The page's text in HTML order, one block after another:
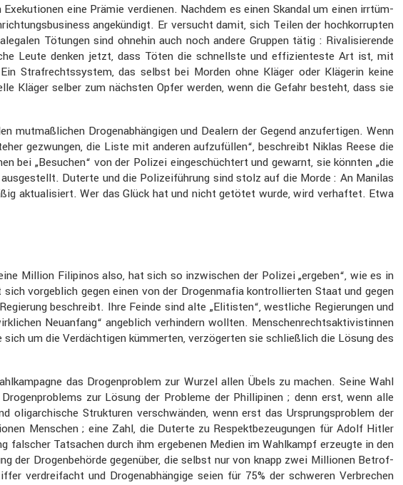
eine Prämie verdienen. Nachdem es einen Skandal um einen irrtüm­
angekün­digt. Er versucht damit, sich Teilen der hochkor­rupten
Tötungen sind ohnehin auch noch andere Gruppen tätig : Rivali­sie­rende
Leute denken jetzt, dass Töten die schnellste und effizi­en­teste Art ist, mit
Straf­rechts­system, das selbst bei Morden ohne Kläger oder Klägerin keine
selber zum nächsten Opfer werden, wenn die Gefahr besteht, dass sie
Drogen­ab­hän­gigen und Dealern der Gegend anzufer­tigen. Wenn
gezwungen, die Liste mit anderen aufzu­füllen“, beschreibt Niklas Reese die
bei „Besuchen“ von der Polizei einge­schüch­tert und gewarnt, sie könnten „die
Duterte und die Polizei­füh­rung sind stolz auf die Morde : An Manilas
aktua­li­siert. Wer das Glück hat und nicht getötet wurde, wird verhaftet. Etwa
Million Filipinos also, hat sich so inzwi­schen der Polizei „ergeben“, wie es in
vorgeb­lich gegen einen von der Drogen­mafia kontrol­lierten Staat und gegen
beschreibt. Ihre Feinde sind alte „Elitisten“, westliche Regie­rungen und
Neuan­fang“ angeb­lich verhin­dern wollten. Menschen­rechts­ak­ti­vis­tinnen
um die Verdäch­tigen kümmerten, verzö­gerten sie schließ­lich die Lösung des
das Drogen­pro­blem zur Wurzel allen Übels zu machen. Seine Wahl
zur Lösung der Probleme der Philli­pinen ; denn erst, wenn alle
Struk­turen verschwänden, wenn erst das Ursprungs­pro­blem der
Menschen ; eine Zahl, die Duterte zu Respekt­be­zeu­gungen für Adolf Hitler
Tatsa­chen durch ihm ergebenen Medien im Wahlkampf erzeugte in den
der Drogen­be­hörde gegen­über, die selbst nur von knapp zwei Millionen Betrof­
verdrei­facht und Drogen­ab­hän­gige seien für 75% der schweren Verbre­chen